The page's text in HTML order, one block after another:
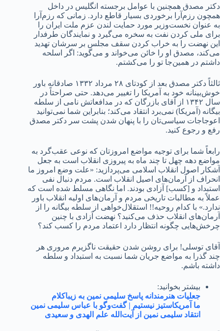
دکتر مصدق همچنین با عوامل برجسته انگلیس در داخل
همچون رزم‌آرا برخوردی بسیار قاطع دارد. زمانی که رزم‌آرا
به عنوان نخست‌وزیر مورد حمایت لندن عزم ملت ایران را
برای ملی کردن نفت به سخره می‌گیرد و نمایندگان طرفدار
این نهضت را به خراب کردن سقف مجلس بر سرشان تهدید
می‌کند، مصدق او را خائن می‌خواند و می‌گوید: اگر اسلحه
داشتم در همین‌جا تو را می‌کشتم.
ثالثاً دکتر مصدق بعد از کودتای ۲۸ مرداد ۱۳۳۲ صادقانه باور
خوش‌بینانه خود به آمریکا را تغییر می‌دهد. حتی صراحتاً در
سال ۱۳۴۲ از آقای بازرگان که در مدافعاتش نامی از سلطه
بیگانه (آمریکا) نمی‌برد انتقاد می‌کند؛ بنابراین شما نمی‌توانید
اعوجاجات سیاسی‌تان را با پنهان شدن پشت سر دکتر مصدق
رفع و رجوع کنید.
رابعاً شما برای توجیه مواضع امروزتان که نوعی عقب‌گرد به
مواضع دهه چهل تا چند ماه به پیروزی انقلاب است به جعل
آشکار اصول انقلاب اسلامی می‌‌پردازید: «علت وضع امروز ما
انحراف از آرمان‌های اصیل انقلاب است. مردم دنبال نفی
استبداد و [کسب] آزادی بودند. اما نگاهی مسلط شده است که
عملاً به مطالبات تاریخی مردم و آرمان‌های اولیه انقلاب باور
ندارد.» با کدام روحیه!! استقلال‌خواهی از سلطه بیگانه را از
آرمان‌های انقلاب حذف می‌کنید؟ نهضت آزادی با چنین
چرخش‌هایی چگونه انتظار دارد اعتماد مردم را کسب کند؟
آقای توسلی! برای روشن شدن حقیقت ناگزیرم مروری هر
چند گذرا به مواضع جریان شما نسبت به استبداد و سلطه
داشته باشم.
بیشتر بخوانید:
جعلیات هنرمندانه پاسخ سلیمی نمین به زیباکلام
ما آمریکاستیز نیستیم | گفت‌وگو با عباس سلیمی نمین
انتقاد سلیمی نمین از آیت‌الله علم الهدی و‌ سعیدی